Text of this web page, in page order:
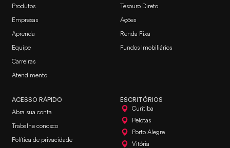
Produtos
Empresas
Aprenda
Equipe
Carreiras
Atendimento
Tesouro Direto
Ações
Renda Fixa
Fundos Imobiliários
ACESSO RÁPIDO
Abra sua conta
Trabalhe conosco
Política de privacidade
ESCRITÓRIOS
Curitiba
Pelotas
Porto Alegre
Vitória